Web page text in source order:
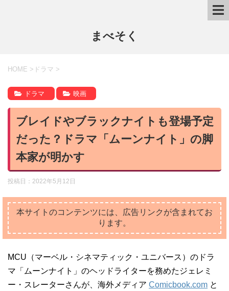
まべそく
HOME > ドラマ >
ドラマ 映画
ブレイドやブラックナイトも登場予定
だった？ドラマ「ムーンナイト」の脚
本家が明かす
投稿日： 2022年5月12日
本サイトのコンテンツには、広告リンクが含まれてお
ります。
MCU（マーベル・シネマティック・ユニバース）のドラ
マ「ムーンナイト」のヘッドライターを務めたジェレミ
ー・スレーターさんが、海外メディア Comicbook.com と